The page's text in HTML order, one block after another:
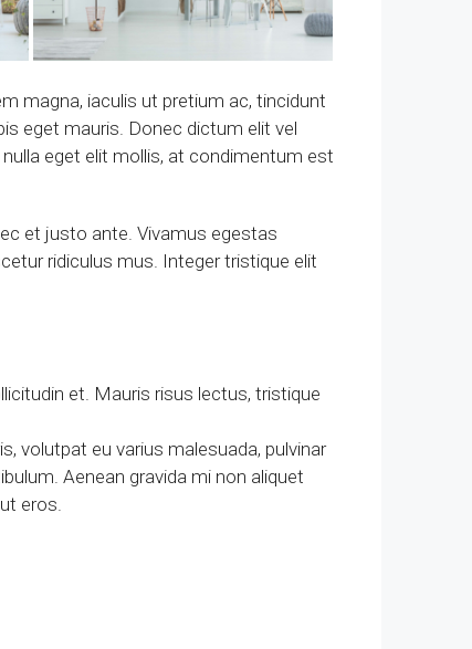
magna, iaculis ut pretium ac, tincidunt
eget mauris. Donec dictum elit vel
eget elit mollis, at condimentum est
et justo ante. Vivamus egestas
ridiculus mus. Integer tristique elit
et. Mauris risus lectus, tristique
volutpat eu varius malesuada, pulvinar
Aenean gravida mi non aliquet
eros.